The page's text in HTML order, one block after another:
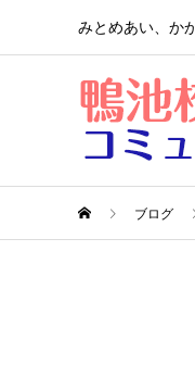
みとめあい、か
ブログ